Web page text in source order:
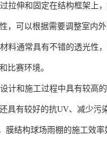
拉伸和固定在结构框架上
，可以根据需要调整室内外
料通常具有不错的透光性
比赛环境。
计和施工过程中具有较高
具有较好的抗UV、减少污
膜结构球场雨棚的施工效